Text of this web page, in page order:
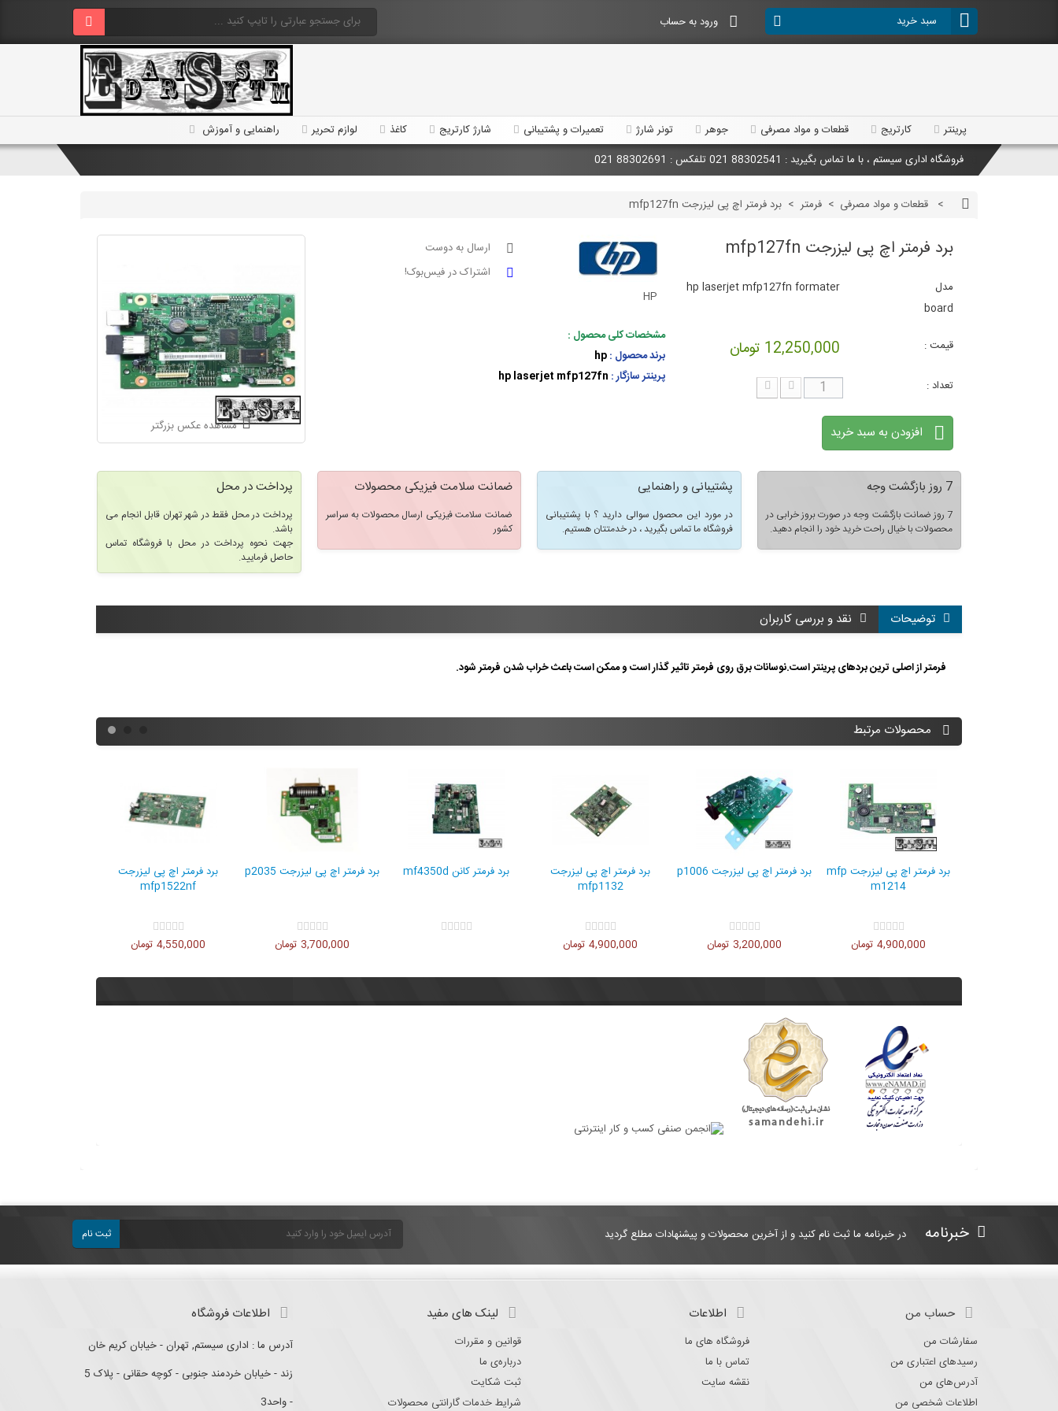
سبد خرید ورود به حساب
پرینتر کارتریج قطعات و مواد مصرفی جوهر تونر شارژ تعمیرات و پشتیبانی شارژ کارتریج کاغذ لوازم تحریر
راهنمایی و آموزش
فروشگاه اداری سیستم ، با ما تماس بگیرید : 88302541 021 تلفکس : 88302691 021
تخفیفات ویژه ، با ما تماس بگیرید : 88302541 021 تلفکس : 88302691 021
> قطعات و مواد مصرفی > فرمتر > برد فرمتر اچ پی لیزرجت mfp127fn
مشاهده عکس بزرگتر
برد فرمتر اچ پی لیزرجت mfp127fn
مدل
hp laserjet mfp127fn formater
board
قیمت : 12,250,000 تومان
تعداد :
افزودن به سبد خرید
HP
ارسال به دوست
اشتراک در فیس‌بوک!
مشخصات کلی محصول :
برند محصول :hp
پرینتر سازگار : hp laserjet mfp127fn
7 روز بازگشت وجه
7 روز ضمانت بازگشت وجه در صورت بروز خرابی در
محصولات با خیال راحت خرید خود را انجام دهید.
پشتیبانی و راهنمایی
در مورد این محصول سوالی دارید ؟ با پشتیبانی
فروشگاه ما تماس بگیرید ، در خدمتتان هستیم.
ضمانت سلامت فیزیکی محصولات
ضمانت سلامت فیزیکی ارسال محصولات به سراسر
کشور
پرداخت در محل
پرداخت در محل فقط در شهر تهران قابل انجام می
باشد.
جهت نحوه پرداخت در محل با فروشگاه تماس
حاصل فرمایید.
توضیحات نقد و بررسی کاربران
فرمتر از اصلی ترین بردهای پرینتر است.نوسانات برق روی فرمتر تاثیر گذار است و ممکن است باعث خراب شدن فرمتر شود.
محصولات مرتبط
برد فرمتر اچ پی لیزرجت
mfp1522nf
4,550,000 تومان
برد فرمتر اچ پی لیزرجت p2035
3,700,000 تومان
برد فرمتر کانن mf4350d
برد فرمتر اچ پی لیزرجت
mfp1132
4,900,000 تومان
برد فرمتر اچ پی لیزرجت p1006
3,200,000 تومان
برد فرمتر اچ پی لیزرجت mfp
m1214
4,900,000 تومان
خبرنامه در خبرنامه ما ثبت نام کنید و از آخرین محصولات و پیشنهادات مطلع گردید ثبت نام
حساب من
سفارشات من
رسیدهای اعتباری من
آدرس‌های من
اطلاعات شخصی من
اطلاعات
فروشگاه های ما
تماس با ما
نقشه سایت
لینک های مفید
قوانین و مقررات
درباره‌ی ما
ثبت شکایت
شرایط خدمات گارانتی محصولات
اطلاعات فروشگاه
آدرس ما : اداری سیستم, تهران - خیابان کریم خان
زند - خیابان خردمند جنوبی - کوچه حقانی - پلاک 5
- واحد3